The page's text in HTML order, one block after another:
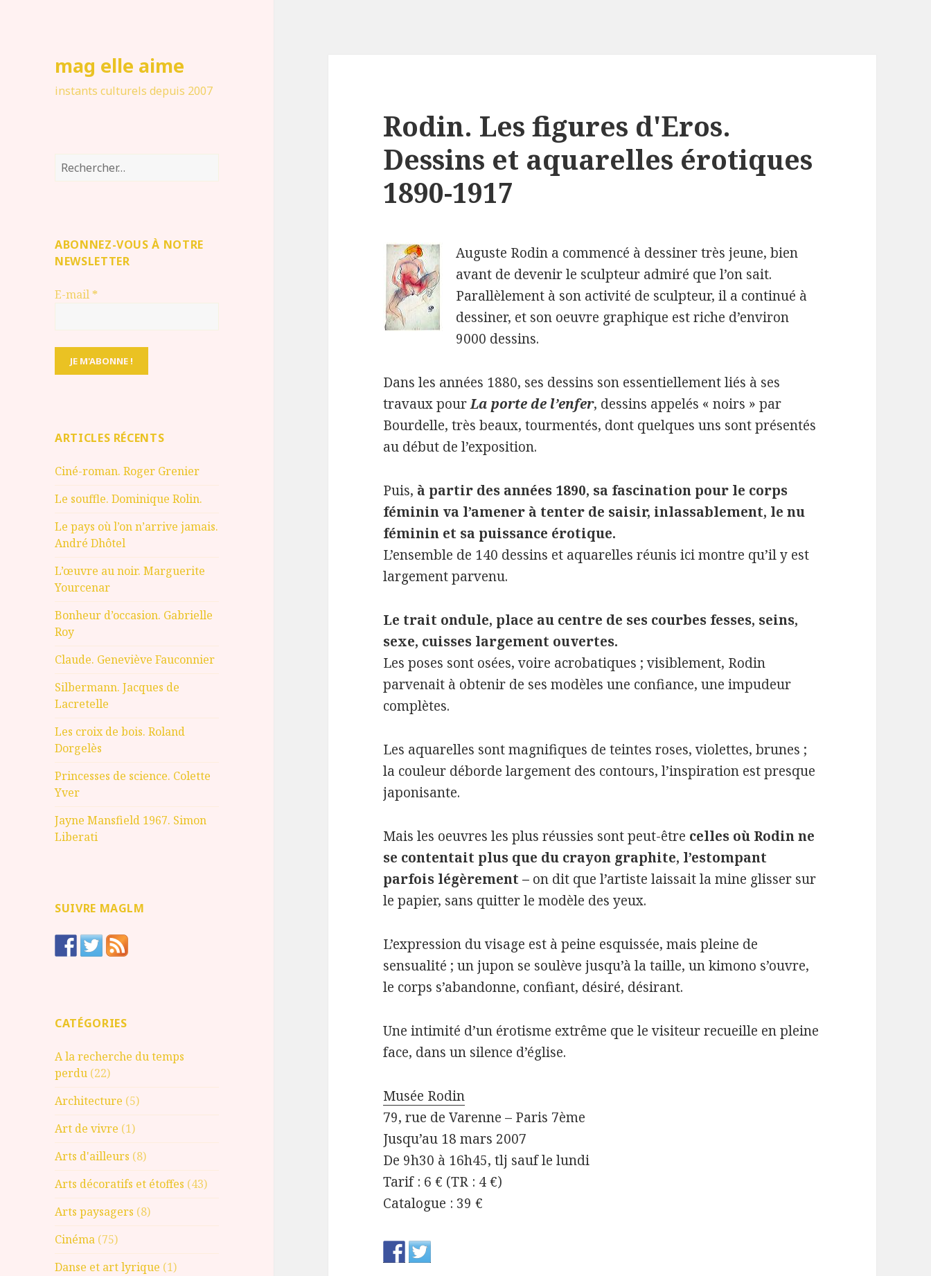
mag elle aime
instants culturels depuis 2007
Rechercher :
ABONNEZ-VOUS À NOTRE
NEWSLETTER
E-mail *
ARTICLES RÉCENTS
Ciné-roman. Roger Grenier
Le souffle. Dominique Rolin.
Le pays où l’on n’arrive jamais.
André Dhôtel
L’œuvre au noir. Marguerite
Yourcenar
Bonheur d’occasion. Gabrielle
Roy
Claude. Geneviève Fauconnier
Silbermann. Jacques de
Lacretelle
Les croix de bois. Roland
Dorgelès
Princesses de science. Colette
Yver
Jayne Mansfield 1967. Simon
Liberati
SUIVRE MAGLM
CATÉGORIES
A la recherche du temps
perdu (22)
Architecture (5)
Art de vivre (1)
Arts d'ailleurs (8)
Arts décoratifs et étoffes (43)
Arts paysagers (8)
Cinéma (75)
Danse et art lyrique (1)
Rodin. Les figures d'Eros.
Dessins et aquarelles érotiques
1890-1917
Auguste Rodin a commencé à dessiner très jeune, bien
avant de devenir le sculpteur admiré que l’on sait.
Parallèlement à son activité de sculpteur, il a continué à
dessiner, et son oeuvre graphique est riche d’environ
9000 dessins.
Dans les années 1880, ses dessins son essentiellement liés à ses
travaux pourLa porte de l’enfer, dessins appelés « noirs » par
Bourdelle, très beaux, tourmentés, dont quelques uns sont présentés
au début de l’exposition.
Puis, à partir des années 1890, sa fascination pour le corps
féminin va l’amener à tenter de saisir, inlassablement, le nu
féminin et sa puissance érotique.
L’ensemble de 140 dessins et aquarelles réunis ici montre qu’il y est
largement parvenu.
Le trait ondule, place au centre de ses courbes fesses, seins,
sexe, cuisses largement ouvertes.
Les poses sont osées, voire acrobatiques ; visiblement, Rodin
parvenait à obtenir de ses modèles une confiance, une impudeur
complètes.
Les aquarelles sont magnifiques de teintes roses, violettes, brunes ;
la couleur déborde largement des contours, l’inspiration est presque
japonisante.
Mais les oeuvres les plus réussies sont peut-être celles où Rodin ne
se contentait plus que du crayon graphite, l’estompant
parfois légèrement – on dit que l’artiste laissait la mine glisser sur
le papier, sans quitter le modèle des yeux.
L’expression du visage est à peine esquissée, mais pleine de
sensualité ; un jupon se soulève jusqu’à la taille, un kimono s’ouvre,
le corps s’abandonne, confiant, désiré, désirant.
Une intimité d’un érotisme extrême que le visiteur recueille en pleine
face, dans un silence d’église.
Musée Rodin
79, rue de Varenne – Paris 7ème
Jusqu’au 18 mars 2007
De 9h30 à 16h45, tlj sauf le lundi
Tarif : 6 € (TR : 4 €)
Catalogue : 39 €